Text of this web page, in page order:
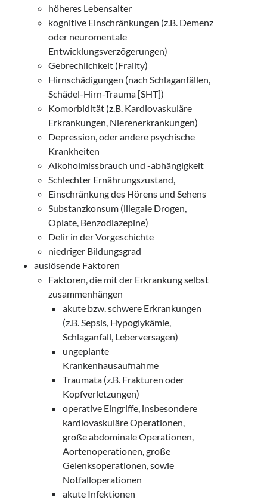
höheres Lebensalter
kognitive Einschränkungen (z.B. Demenz
oder neuromentale
Entwicklungsverzögerungen)
Gebrechlichkeit (Frailty)
Hirnschädigungen (nach Schlaganfällen,
Schädel-Hirn-Trauma [SHT])
Komorbidität (z.B. Kardiovaskuläre
Erkrankungen, Nierenerkrankungen)
Depression, oder andere psychische
Krankheiten
Alkoholmissbrauch und -abhängigkeit
Schlechter Ernährungszustand,
Einschränkung des Hörens und Sehens
Substanzkonsum (illegale Drogen,
Opiate, Benzodiazepine)
Delir in der Vorgeschichte
niedriger Bildungsgrad
auslösende Faktoren
Faktoren, die mit der Erkrankung selbst
zusammenhängen
akute bzw. schwere Erkrankungen
(z.B. Sepsis, Hypoglykämie,
Schlaganfall, Leberversagen)
ungeplante
Krankenhausaufnahme
Traumata (z.B. Frakturen oder
Kopfverletzungen)
operative Eingriffe, insbesondere
kardiovaskuläre Operationen,
große abdominale Operationen,
Aortenoperationen, große
Gelenksoperationen, sowie
Notfalloperationen
akute Infektionen